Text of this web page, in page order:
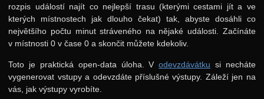
rozpis událostí najít co nejlepší trasu (kterými cestami jít a ve
kterých místnostech jak dlouho čekat) tak, abyste dosáhli co
největšího počtu minut stráveného na nějaké události. Začínáte
v místnosti 0 v čase 0 a skončit můžete kdekoliv.
Toto je praktická open-data úloha. Vodevzdávátku si necháte
vygenerovat vstupy a odevzdáte příslušné výstupy. Záleží jen na
vás, jak výstupy vyrobíte.